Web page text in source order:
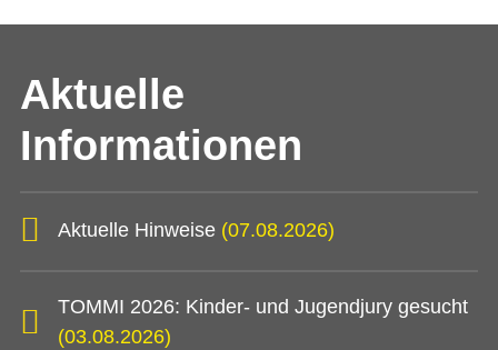
Aktuelle
Informationen
Aktuelle Hinweise (07.08.2026)
TOMMI 2026: Kinder- und Jugendjury gesucht
(03.08.2026)